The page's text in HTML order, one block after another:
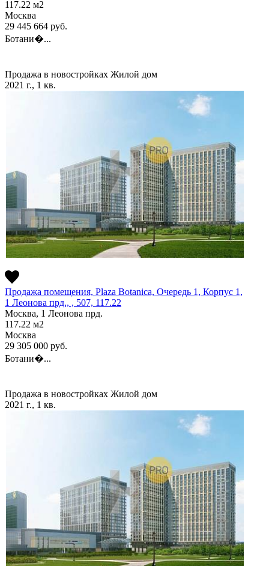
117.22 м2
Москва
29 445 664 руб.
Ботани�...
Продажа в новостройках Жилой дом
2021 г., 1 кв.
Продажа помещения, Plaza Botanica, Очередь 1, Корпус 1,
1 Леонова прд., , 507, 117.22
Москва, 1 Леонова прд.
117.22 м2
Москва
29 305 000 руб.
Ботани�...
Продажа в новостройках Жилой дом
2021 г., 1 кв.